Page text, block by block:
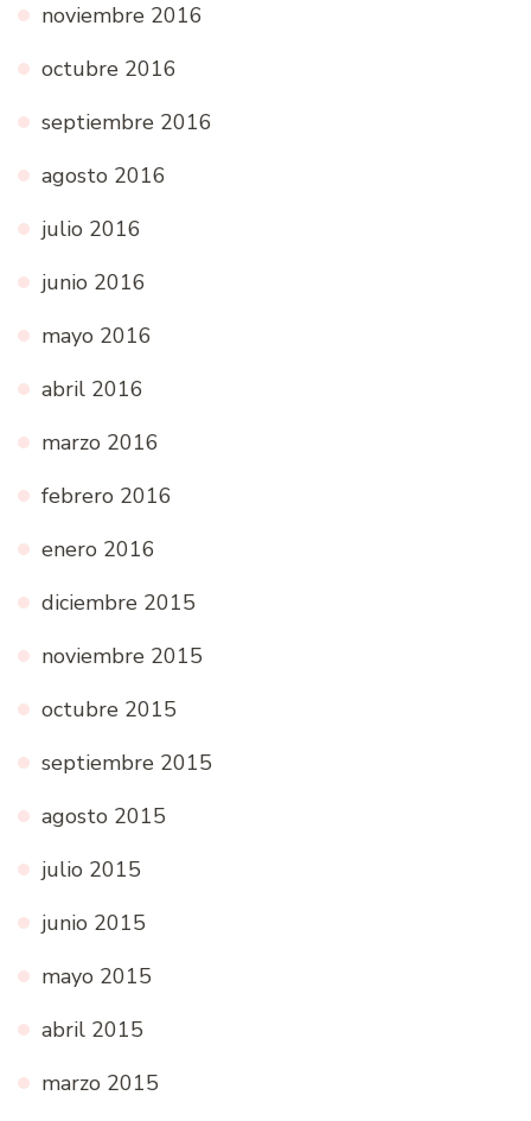
noviembre 2016
octubre 2016
septiembre 2016
agosto 2016
julio 2016
junio 2016
mayo 2016
abril 2016
marzo 2016
febrero 2016
enero 2016
diciembre 2015
noviembre 2015
octubre 2015
septiembre 2015
agosto 2015
julio 2015
junio 2015
mayo 2015
abril 2015
marzo 2015